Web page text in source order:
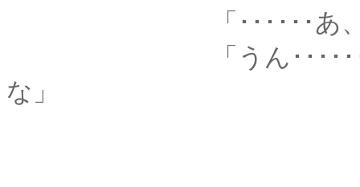
「･･････あ、今
「うん･･････あれ
な」